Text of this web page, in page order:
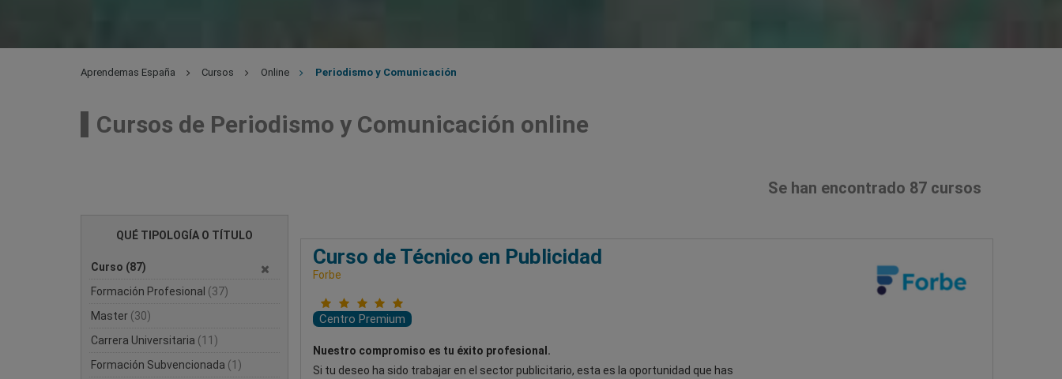
Aprendemas España Cursos Online Periodismo y Comunicación
Cursos de Periodismo y Comunicación online
Se han encontrado 87 cursos
QUÉ TIPOLOGÍA O TÍTULO
Curso (87)
Formación Profesional (37)
Master (30)
Carrera Universitaria (11)
Formación Subvencionada (1)
Curso de Técnico en Publicidad
Forbe
Centro Premium
Nuestro compromiso es tu éxito profesional.
Si tu deseo ha sido trabajar en el sector publicitario, esta es la oportunidad que has